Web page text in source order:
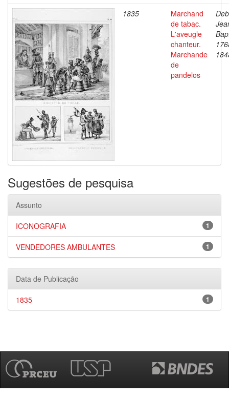
1835
Marchand
de tabac.
L'aveugle
chanteur.
Marchande
de
pandelos
Sugestões de pesquisa
Assunto
1
ICONOGRAFIA
1
VENDEDORES AMBULANTES
Data de Publicação
1
1835